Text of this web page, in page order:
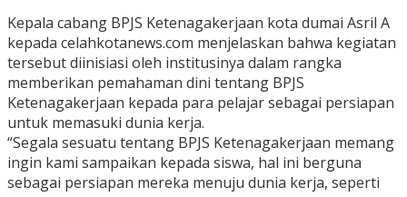
Kepala cabang BPJS Ketenagakerjaan kota dumai Asril A
kepada celahkotanews.com menjelaskan bahwa kegiatan
tersebut diinisiasi oleh institusinya dalam rangka
memberikan pemahaman dini tentang BPJS
Ketenagakerjaan kepada para pelajar sebagai persiapan
untuk memasuki dunia kerja.
“Segala sesuatu tentang BPJS Ketenagakerjaan memang
ingin kami sampaikan kepada siswa, hal ini berguna
sebagai persiapan mereka menuju dunia kerja, seperti